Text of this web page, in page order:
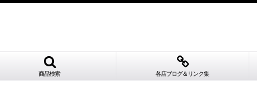
商品検索 各店ブログ＆リンク集